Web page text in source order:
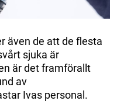
även de att de flesta
sjuka är
är det framförallt
av
Ivas personal.